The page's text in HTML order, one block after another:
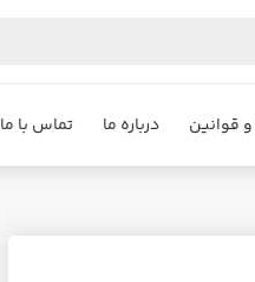
قوانین درباره ما تماس با ما